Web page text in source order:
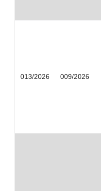
013/2026 009/2026